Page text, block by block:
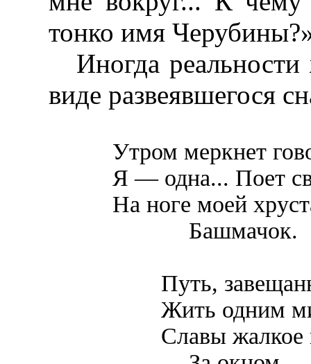
тонко имя
Иногда
виде развеявшегося
Утром меркнет
Я — одна... Поет
На ноге моей
Башмачок.
Путь,
Жить одним
Славы жалкое